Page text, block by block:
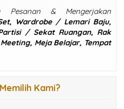
Pesanan & Mengerjakan
Wardrobe / Lemari Baju,
/ Sekat Ruangan, Rak
Meja Belajar, Tempat
Kami?